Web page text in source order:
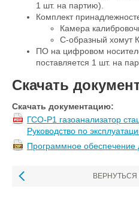
1 шт. на партию).
Комплект
Камера
С-образный хомут
ПО на цифровом
поставляется 1 шт. на
Скачать
Скачать документацию:
ГСО-Р1 газоанализатор
Руководство по
Программное